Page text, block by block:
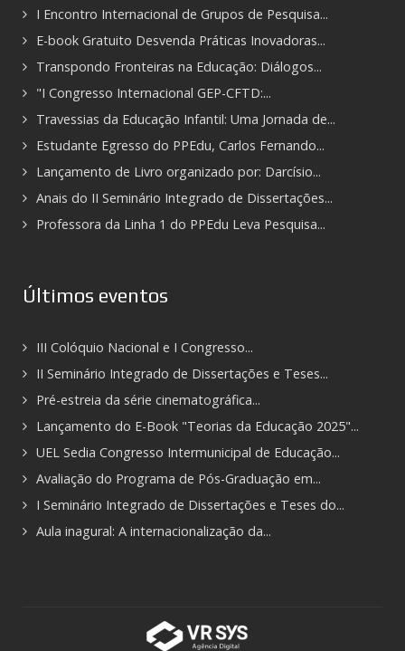
I Encontro Internacional de Grupos de Pesquisa...
E-book Gratuito Desvenda Práticas Inovadoras...
Transpondo Fronteiras na Educação: Diálogos...
"I Congresso Internacional GEP-CFTD:...
Travessias da Educação Infantil: Uma Jornada de...
Estudante Egresso do PPEdu, Carlos Fernando...
Lançamento de Livro organizado por: Darcísio...
Anais do II Seminário Integrado de Dissertações...
Professora da Linha 1 do PPEdu Leva Pesquisa...
Últimos eventos
III Colóquio Nacional e I Congresso...
II Seminário Integrado de Dissertações e Teses...
Pré-estreia da série cinematográfica...
Lançamento do E-Book "Teorias da Educação 2025"...
UEL Sedia Congresso Intermunicipal de Educação...
Avaliação do Programa de Pós-Graduação em...
I Seminário Integrado de Dissertações e Teses do...
Aula inagural: A internacionalização da...